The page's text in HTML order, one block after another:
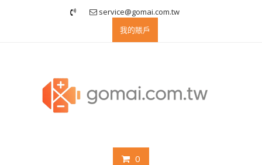
service@gomai.com.tw
我的賬戶
0